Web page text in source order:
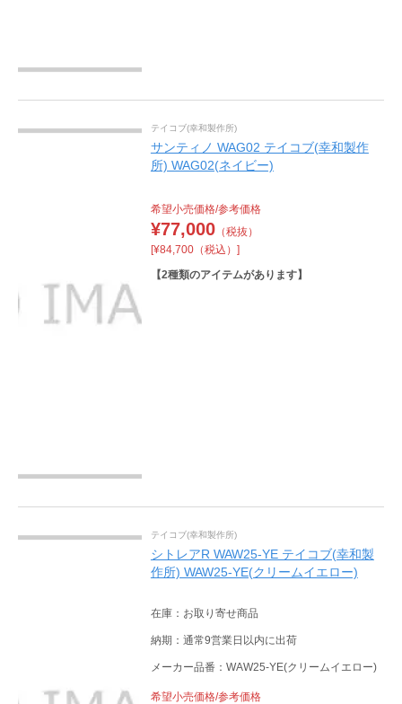
テイコブ(幸和製作所)
サンティノ WAG02 テイコブ(幸和製作
所) WAG02(ネイビー)
希望小売価格/参考価格
¥77,000（税抜）
[¥84,700（税込）]
【2種類のアイテムがあります】
テイコブ(幸和製作所)
シトレアR WAW25-YE テイコブ(幸和製
作所) WAW25-YE(クリームイエロー)
在庫：お取り寄せ商品
納期：通常9営業日以内に出荷
メーカー品番：WAW25-YE(クリームイエロー)
希望小売価格/参考価格